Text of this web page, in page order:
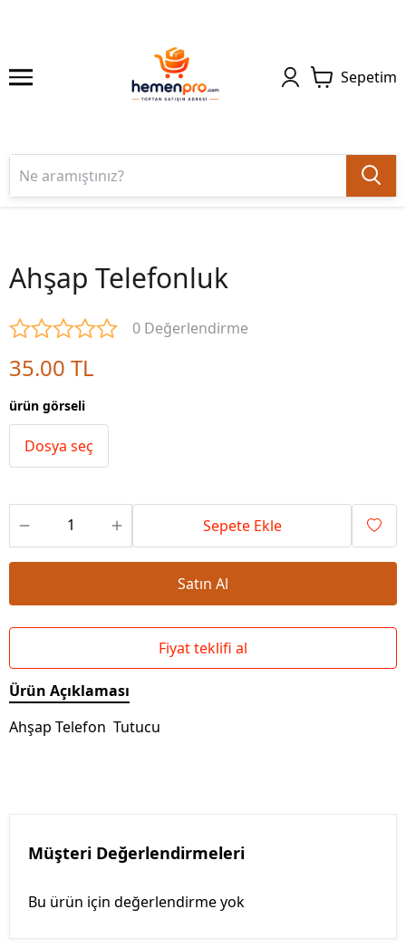
Sepetim
Ahşap Telefonluk
0 Değerlendirme
35.00 TL
ürün görseli
Dosya seç
Sepete Ekle
Satın Al
Fiyat teklifi al
Ürün Açıklaması
Ahşap Telefon Tutucu
Müşteri Değerlendirmeleri
Bu ürün için değerlendirme yok